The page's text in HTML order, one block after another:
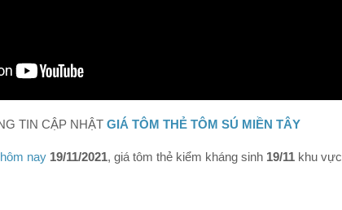
TIN CẬP NHẬT GIÁ TÔM THẺ TÔM SÚ MIỀN TÂY
nay 19/11/2021, giá tôm thẻ kiểm kháng sinh 19/11 khu vực